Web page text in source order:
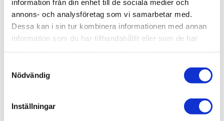
information från din enhet till de sociala medier och
annons- och analysföretag som vi samarbetar med.
Dessa kan i sin tur kombinera informationen med annan
information som du har tillhandahållit eller som de har
Nödvändig
Inställningar
Relaterade kategorier
Bad & kök / Kök & tvättstuga /
Diskbänk & diskho